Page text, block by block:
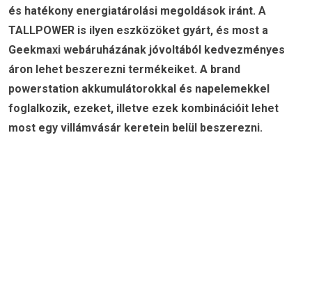
és hatékony energiatárolási megoldások iránt. A
TALLPOWER is ilyen eszközöket gyárt, és most a
Geekmaxi webáruházának jóvoltából kedvezményes
áron lehet beszerezni termékeiket. A brand
powerstation akkumulátorokkal és napelemekkel
foglalkozik, ezeket, illetve ezek kombinációit lehet
most egy villámvásár keretein belül beszerezni.